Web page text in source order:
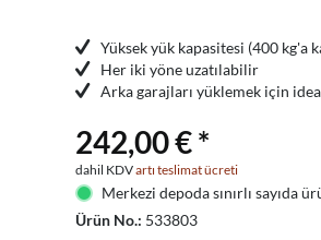
Yüksek yük kapasitesi (400 kg'a
Her iki yöne uzatılabilir
Arka garajları yüklemek için
242,00 € *
dahil KDVartı teslimat ücreti
Merkezi depoda sınırlı sayıda
Ürün No.: 533803